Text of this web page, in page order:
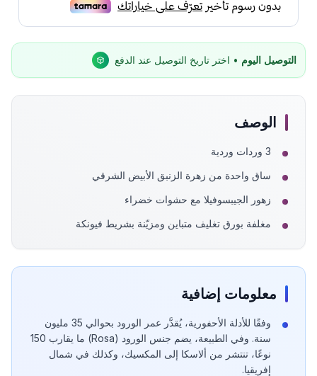
التوصيل اليوم • اختر تاريخ التوصيل عند الدفع
الوصف
3 وردات وردية
ساق واحدة من زهرة الزنبق الأبيض الشرقي
زهور الجيبسوفيلا مع حشوات خضراء
مغلفة بورق تغليف متباين ومزيّنة بشريط فيونكة
معلومات إضافية
وفقًا للأدلة الأحفورية، يُقدَّر عمر الورود بحوالي 35 مليون
سنة. وفي الطبيعة، يضم جنس الورود (Rosa) ما يقارب 150
نوعًا، تنتشر من ألاسكا إلى المكسيك، وكذلك في شمال
إفريقيا.